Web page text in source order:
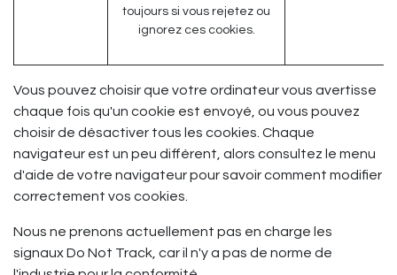
toujours si vous rejetez ou
ignorez ces cookies.
Vous pouvez choisir que votre ordinateur vous avertisse
chaque fois qu'un cookie est envoyé, ou vous pouvez
choisir de désactiver tous les cookies. Chaque
navigateur est un peu différent, alors consultez le menu
d'aide de votre navigateur pour savoir comment modifier
correctement vos cookies.
Nous ne prenons actuellement pas en charge les
signaux Do Not Track, car il n'y a pas de norme de